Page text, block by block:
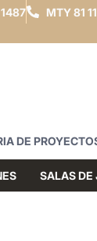
MTY81
DE
SALAS DE